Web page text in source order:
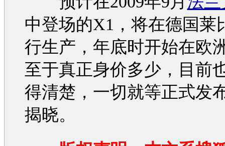
中登场的X1，将在德国莱
行生产，年底时开始在欧
至于真正身价多少，目前
得清楚，一切就等正式发
揭晓。